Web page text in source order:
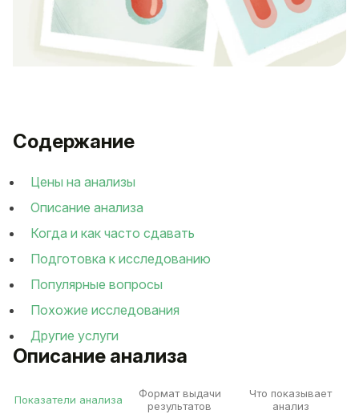
Описание анализа
Показатели анализа
Формат выдачи
результатов
Что показывает
анализ
Содержание
Цены на анализы
Описание анализа
Когда и как часто сдавать
Подготовка к исследованию
Популярные вопросы
Похожие исследования
Другие услуги